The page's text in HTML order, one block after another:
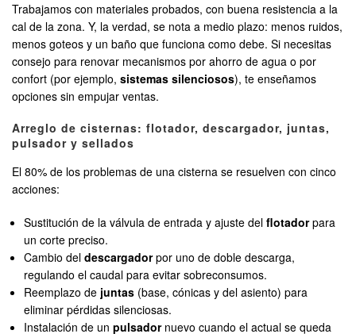
Trabajamos con materiales probados, con buena resistencia a la
cal de la zona. Y, la verdad, se nota a medio plazo: menos ruidos,
menos goteos y un baño que funciona como debe. Si necesitas
consejo para renovar mecanismos por ahorro de agua o por
confort (por ejemplo, sistemas silenciosos), te enseñamos
opciones sin empujar ventas.
Arreglo de cisternas: flotador, descargador, juntas,
pulsador y sellados
El 80% de los problemas de una cisterna se resuelven con cinco
acciones:
Sustitución de la válvula de entrada y ajuste delflotadorpara
un corte preciso.
Cambio deldescargadorpor uno de doble descarga,
regulando el caudal para evitar sobreconsumos.
Reemplazo de juntas (base, cónicas y del asiento) para
eliminar pérdidas silenciosas.
Instalación de unpulsadornuevo cuando el actual se queda